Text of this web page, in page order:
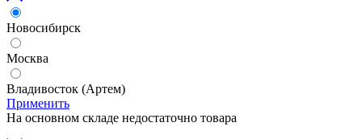
Новосибирск
Москва
Владивосток (Артем)
Применить
На основном складе недостаточно товара